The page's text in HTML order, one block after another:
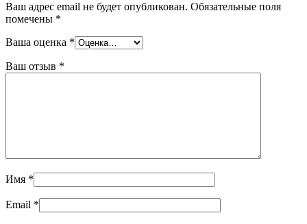
Ваш адрес email не будет опубликован. Обязательные поля
помечены *
Ваша оценка *
Ваш отзыв *
Имя *
Email *